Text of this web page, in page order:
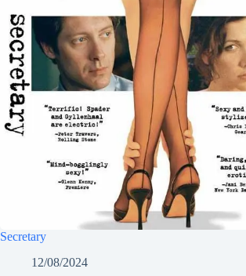
Secretary
12/08/2024